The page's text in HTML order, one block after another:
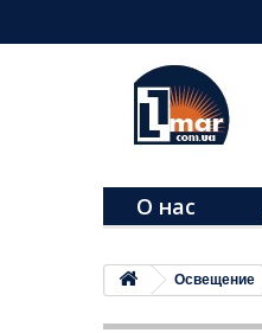
О нас
Освещение